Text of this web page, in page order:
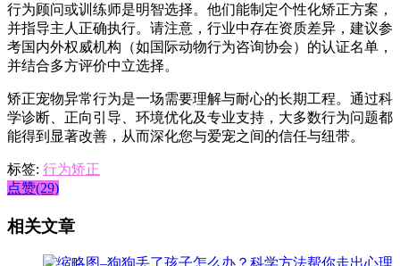
行为顾问或训练师是明智选择。他们能制定个性化矫正方案，
并指导主人正确执行。请注意，行业中存在资质差异，建议参
考国内外权威机构（如国际动物行为咨询协会）的认证名单，
并结合多方评价中立选择。
矫正宠物异常行为是一场需要理解与耐心的长期工程。通过科
学诊断、正向引导、环境优化及专业支持，大多数行为问题都
能得到显著改善，从而深化您与爱宠之间的信任与纽带。
标签: 行为矫正
点赞(29)
相关文章